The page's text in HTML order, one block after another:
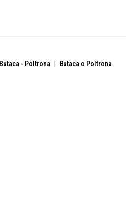
Butaca - Poltrona
Butaca o Poltrona